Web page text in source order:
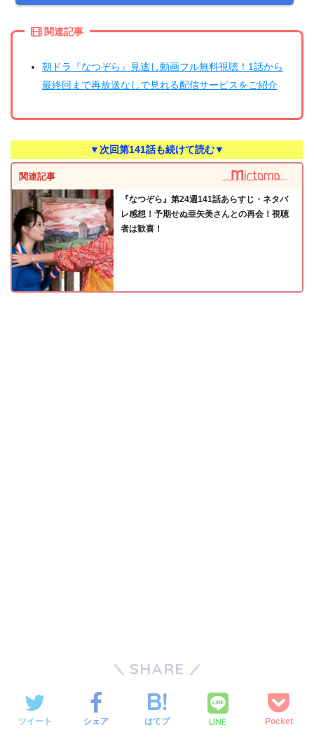
関連記事
朝ドラ『なつぞら』見逃し動画フル無料視聴！1話から
最終回まで再放送なしで見れる配信サービスをご紹介
▼次回第141話も続けて読む▼
関連記事
『なつぞら』第24週141話あらすじ・ネタバ
レ感想！予期せぬ亜矢美さんとの再会！視聴
者は歓喜！
SHARE
ツイート シェア はてブ LINE Pocket